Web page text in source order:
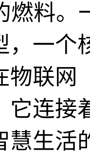
燃料。
，一个
物联网
它连接
慧生活